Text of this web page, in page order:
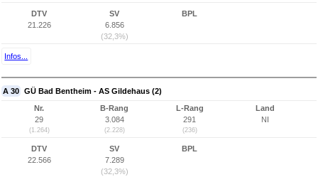
DTV
21.226
SV
6.856
(32,3%)
BPL
Infos...
A 30 GÜ Bad Bentheim - AS Gildehaus (2)
Nr.
29
(1.264)
B-Rang
3.084
(2.228)
L-Rang
291
(236)
Land
NI
DTV
22.566
SV
7.289
(32,3%)
BPL